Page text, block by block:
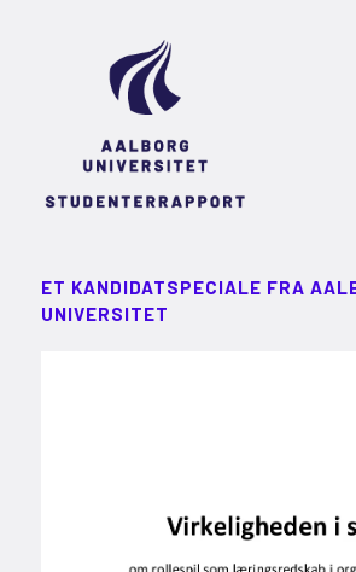
ET KANDIDATSPECIALE FRA
UNIVERSITET